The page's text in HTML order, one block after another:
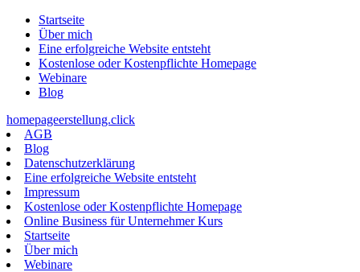
Zum
Inhalt
springen
Startseite
Über mich
Eine erfolgreiche Website entsteht
Kostenlose oder Kostenpflichte Homepage
Webinare
Blog
homepageerstellung.click
AGB
Blog
Datenschutzerklärung
Eine erfolgreiche Website entsteht
Impressum
Kostenlose oder Kostenpflichte Homepage
Online Business für Unternehmer Kurs
Startseite
Über mich
Webinare